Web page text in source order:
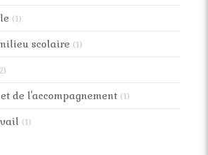
(1)
scolaire (1)
de l'accompagnement (1)
(1)